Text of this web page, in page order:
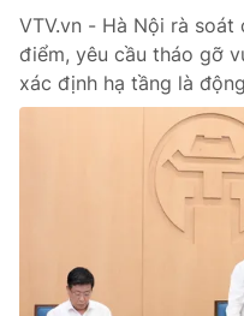
VTV.vn - Hà Nội rà
điểm, yêu cầu tháo gỡ
xác định hạ tầng là